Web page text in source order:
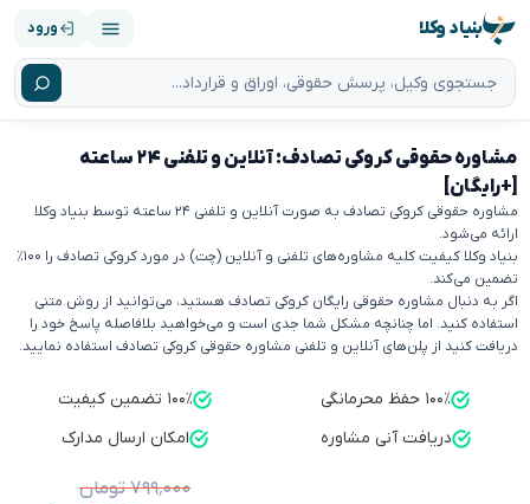
بنیاد وکلا ورود
مشاوره حقوقی کروکی تصادف: آنلاین و تلفنی ۲۴ ساعته
[+رایگان]
مشاوره حقوقی کروکی تصادف به صورت آنلاین و تلفنی ۲۴ ساعته توسط بنیاد وکلا
ارائه می‌شود.
بنیاد وکلا کیفیت کلیه مشاوره‌های تلفنی و آنلاین (چت) در مورد کروکی تصادف را ۱۰۰٪
تضمین می‌کند.
اگر به دنبال مشاوره حقوقی رایگان کروکی تصادف هستید، می‌توانید از روش متنی
استفاده کنید. اما چنانچه مشکل شما جدی است و می‌خواهید بلافاصله پاسخ خود را
دریافت کنید از پلن‌های آنلاین و تلفنی مشاوره حقوقی کروکی تصادف استفاده نمایید.
۱۰۰٪ حفظ محرمانگی
۱۰۰٪ تضمین کیفیت
دریافت آنی مشاوره
امکان ارسال مدارک
۷۹۹٬۰۰۰ تومان